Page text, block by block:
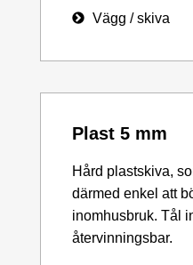
Vägg / skiva
Plast 5 mm
Hård plastskiva,
därmed enkel att
inomhusbruk. Tål
återvinningsbar.